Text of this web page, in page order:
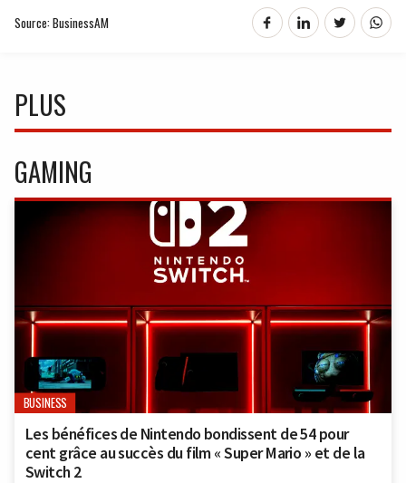
Source: BusinessAM
PLUS
GAMING
BUSINESS
Les bénéfices de Nintendo bondissent de 54 pour
cent grâce au succès du film « Super Mario » et de la
Switch 2